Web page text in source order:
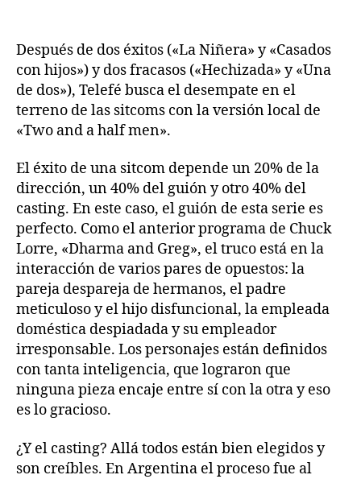
Después de dos éxitos («La Niñera» y «Casados
con hijos») y dos fracasos («Hechizada» y «Una
de dos»), Telefé busca el desempate en el
terreno de las sitcoms con la versión local de
«Two and a half men».
El éxito de una sitcom depende un 20% de la
dirección, un 40% del guión y otro 40% del
casting. En este caso, el guión de esta serie es
perfecto. Como el anterior programa de Chuck
Lorre, «Dharma and Greg», el truco está en la
interacción de varios pares de opuestos: la
pareja despareja de hermanos, el padre
meticuloso y el hijo disfuncional, la empleada
doméstica despiadada y su empleador
irresponsable. Los personajes están definidos
con tanta inteligencia, que lograron que
ninguna pieza encaje entre sí con la otra y eso
es lo gracioso.
¿Y el casting? Allá todos están bien elegidos y
son creíbles. En Argentina el proceso fue al